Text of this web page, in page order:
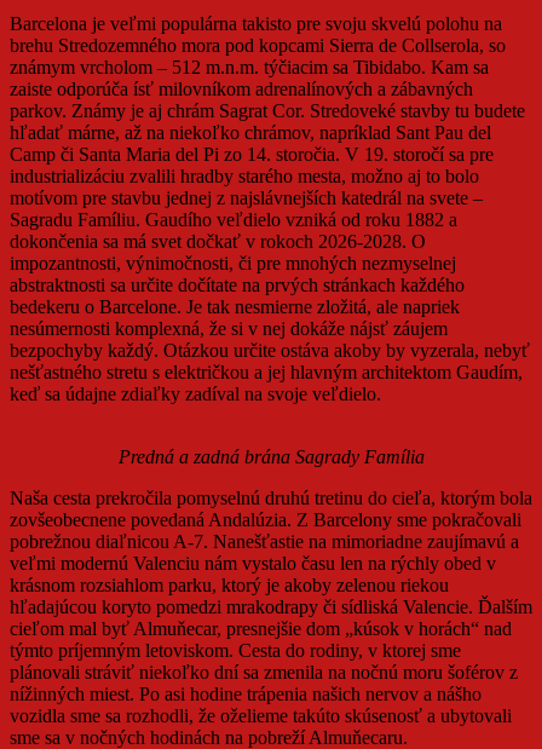
Barcelona je veľmi populárna takisto pre svoju skvelú polohu na
brehu Stredozemného mora pod kopcami Sierra de Collserola, so
známym vrcholom – 512 m.n.m. týčiacim sa Tibidabo. Kam sa
zaiste odporúča ísť milovníkom adrenalínových a zábavných
parkov. Známy je aj chrám Sagrat Cor. Stredoveké stavby tu budete
hľadať márne, až na niekoľko chrámov, napríklad Sant Pau del
Camp či Santa Maria del Pi zo 14. storočia. V 19. storočí sa pre
industrializáciu zvalili hradby starého mesta, možno aj to bolo
motívom pre stavbu jednej z najslávnejších katedrál na svete –
Sagradu Famíliu. Gaudího veľdielo vzniká od roku 1882 a
dokončenia sa má svet dočkať v rokoch 2026-2028. O
impozantnosti, výnimočnosti, či pre mnohých nezmyselnej
abstraktnosti sa určite dočítate na prvých stránkach každého
bedekeru o Barcelone. Je tak nesmierne zložitá, ale napriek
nesúmernosti komplexná, že si v nej dokáže nájsť záujem
bezpochyby každý. Otázkou určite ostáva akoby by vyzerala, nebyť
nešťastného stretu s električkou a jej hlavným architektom Gaudím,
keď sa údajne zdiaľky zadíval na svoje veľdielo.
Predná a zadná brána Sagrady Família
Naša cesta prekročila pomyselnú druhú tretinu do cieľa, ktorým bola
zovšeobecnene povedaná Andalúzia. Z Barcelony sme pokračovali
pobrežnou diaľnicou A-7. Nanešťastie na mimoriadne zaujímavú a
veľmi modernú Valenciu nám vystalo času len na rýchly obed v
krásnom rozsiahlom parku, ktorý je akoby zelenou riekou
hľadajúcou koryto pomedzi mrakodrapy či sídliská Valencie. Ďalším
cieľom mal byť Almuňecar, presnejšie dom „kúsok v horách“ nad
týmto príjemným letoviskom. Cesta do rodiny, v ktorej sme
plánovali stráviť niekoľko dní sa zmenila na nočnú moru šoférov z
nížinných miest. Po asi hodine trápenia našich nervov a nášho
vozidla sme sa rozhodli, že oželieme takúto skúsenosť a ubytovali
sme sa v nočných hodinách na pobreží Almuňecaru.